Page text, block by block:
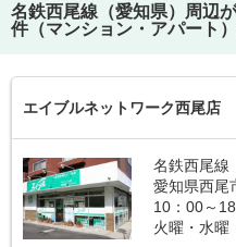
名鉄西尾線（愛知県）
周辺
件（マンション・アパート
エイブルネットワーク西尾店
名鉄西尾
愛知県西
10：00～
火曜・水曜